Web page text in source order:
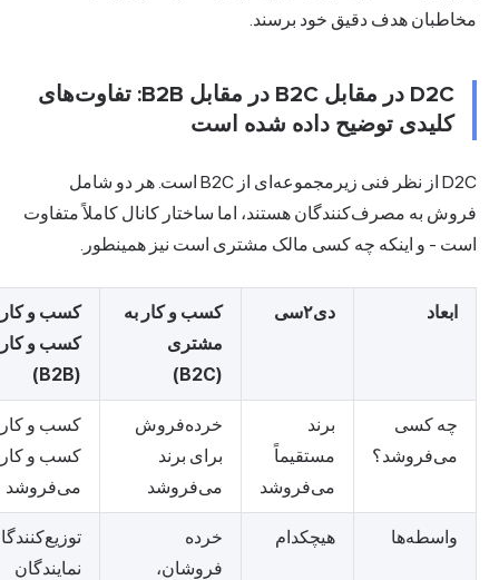
هدف دقیق خود برسند.
D2C در مقابل B2C در مقابل B2B: تفاوت‌های
کلیدی توضیح داده شده است
D2C از نظر فنی زیرمجموعه‌ای از B2C است. هر دو شامل
به مصرف‌کنندگان هستند، اما ساختار کانال کاملاً متفاوت
- و اینکه چه کسی مالک مشتری است نیز همینطور.
کسب و کار به
مشتری
کسب و کار به
کسب و کار
چه کسی
می‌فروشد؟
مستقیماً
می‌فروشد
خرده‌فروش
برای برند
می‌فروشد
کسب و کار به
کسب و کارها
می‌فروشد
واسطه‌ها هیچکدام
فروشان،
توزیع‌کنندگان،
نمایندگان